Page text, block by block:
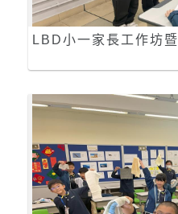
LBD小一家長工作坊